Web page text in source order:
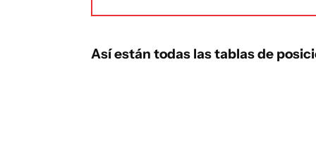
Así están todas las tablas de